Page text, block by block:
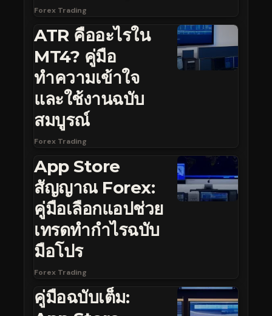
Forex Trading
ATR คืออะไรใน
MT4? คู่มือ
ทำความเข้าใจ
และใช้งานฉบับ
สมบูรณ์
Forex Trading
App Store
สัญญาณ Forex:
คู่มือเลือกแอปช่วย
เทรดทำกำไรฉบับ
มือโปร
Forex Trading
คู่มือฉบับเต็ม: